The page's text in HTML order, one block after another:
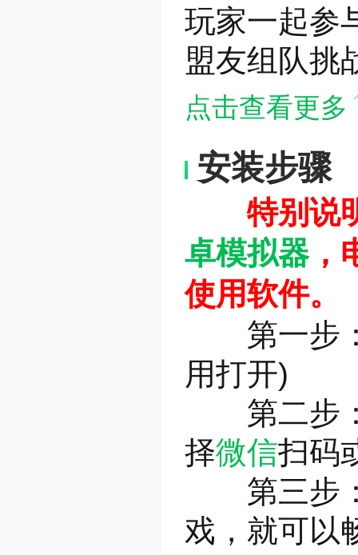
玩家一起参
盟友组队挑
点击查看更多
安装步骤
特别说明
卓模拟器，
使用软件。
第一步
用打开)
第二步：
择微信扫码
第三步：
戏，就可以